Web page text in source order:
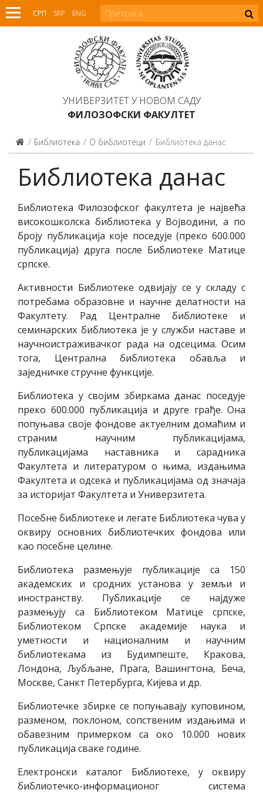
СРП SRP ENG
УНИВЕРЗИТЕТ У НОВОМ САДУ
ФИЛОЗОФСКИ ФАКУЛТЕТ
Библиотека О библиотеци Библиотека данас
Библиотека данас
Библиотека Филозофског факултета је највећа
високошколска библиотека у Војводини, а по
броју публикација које поседује (преко 600.000
публикација) друга после Библиотеке Матице
српске.
Активности Библиотеке одвијају се у складу с
потребама образовне и научне делатности на
Факултету. Рад Централне библиотеке и
семинарских библиотека је у служби наставе и
научноистраживачког рада на одсецима. Осим
тога, Централна библиотека обавља и
заједничке стручне функције.
Библиотека у својим збиркама данас поседује
преко 600.000 публикација и друге грађе. Она
попуњава своје фондове актуелним домаћим и
страним научним публикацијама,
публикацијама наставника и сарадника
Факултета и литературом о њима, издањима
Факултета и одсека и публикацијама од значаја
за историјат Факултета и Универзитета.
Посебне библиотеке и легате Библиотека чува у
оквиру основних библиотечких фондова или
као посебне целине.
Библиотека размењује публикације са 150
академских и сродних установа у земљи и
иностранству. Публикације се најдуже
размењују са Библиотеком Матице српске,
Библиотеком Српске академије наука и
уметности и националним и научним
библиотекама из Будимпеште, Кракова,
Лондона, Љубљане, Прага, Вашингтона, Беча,
Москве, Санкт Петербурга, Кијева и др.
Библиотечке збирке се попуњавају куповином,
разменом, поклоном, сопственим издањима и
обавезним примерком са око 10.000 нових
публикација сваке године.
Електронски каталог Библиотеке, у оквиру
библиотечко-информационог система